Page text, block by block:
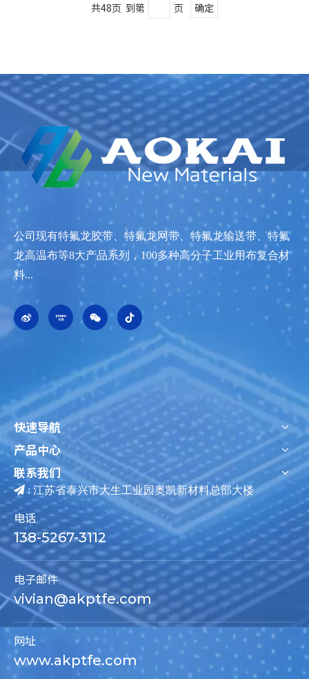
共48页 到第 页 确定
公司现有特氟龙胶带、特氟龙网带、特氟龙输送带、特氟
龙高温布等8大产品系列，100多种高分子工业用布复合材
料...
快速导航
产品中心
联系我们
: 江苏省泰兴市大生工业园奥凯新材料总部大楼
电话
138-5267-3112
电子邮件
vivian@akptfe.com
网址
www.akptfe.com